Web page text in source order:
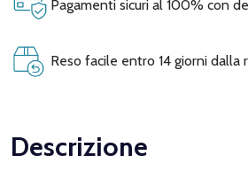
Pagamenti sicuri al 100% con
Reso facile entro 14 giorni dalla
Descrizione